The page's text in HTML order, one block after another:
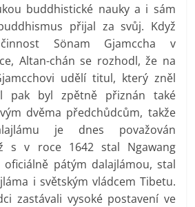
buddhistické nauky a i sám
přijal za svůj. Když
Sönam Gjamccha v
Altan-chán se rozhodl, že na
udělí titul, který zněl
pak byl zpětně přiznán také
dvěma předchůdcům, takže
je dnes považován
s v roce 1642 stal Ngawang
oficiálně pátým dalajlámou, stal
i světským vládcem Tibetu.
zastávali vysoké postavení ve